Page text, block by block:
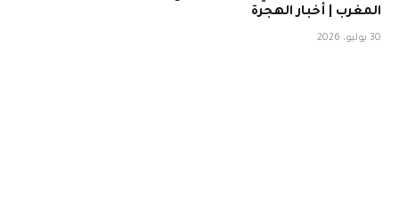
المغرب | أخبار الهجرة
30 يوليو، 2026